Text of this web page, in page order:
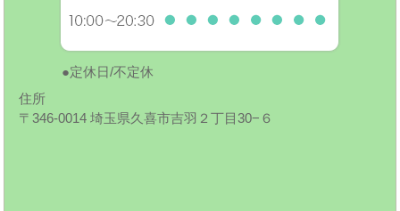
定休日/不定休
住所
〒346-0014 埼玉県久喜市吉羽２丁目30−６